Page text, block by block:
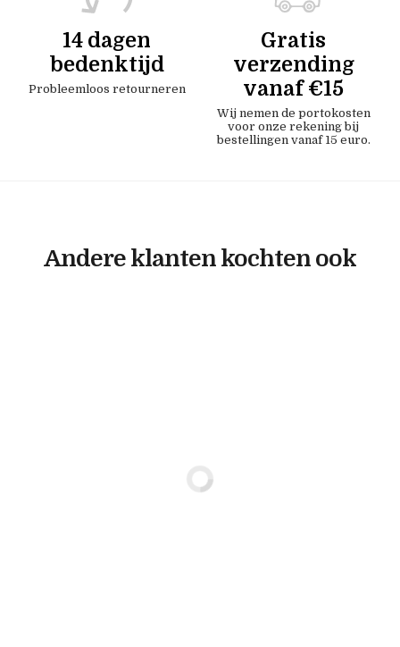
14 dagen
bedenktijd
Probleemloos retourneren
Gratis
verzending
vanaf €15
Wij nemen de portokosten
voor onze rekening bij
bestellingen vanaf 15 euro.
Andere klanten kochten ook